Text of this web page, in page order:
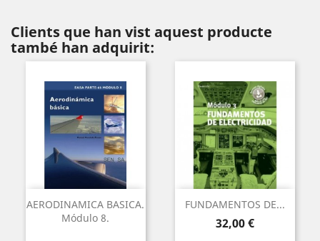
Clients que han vist aquest producte
també han adquirit:
AERODINAMICA BASICA.
Módulo 8.
FUNDAMENTOS DE...
Preu
32,00 €